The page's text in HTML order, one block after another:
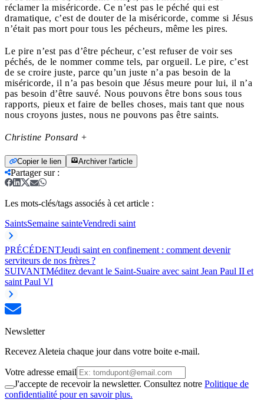
réclamer la miséricorde. Ce n’est pas le péché qui est
dramatique, c’est de douter de la miséricorde, comme si Jésus
n’était pas mort pour tous les pécheurs, même les pires.
Le pire n’est pas d’être pécheur, c’est refuser de voir ses
péchés, de le nommer comme tels, par orgueil. Le pire, c’est
de se croire juste, parce qu’un juste n’a pas besoin de la
miséricorde, il n’a pas besoin que Jésus meure pour lui, il n’a
pas besoin d’être sauvé. Nous pouvons être bons sous tous
rapports, pieux et faire de belles choses, mais tant que nous
nous croyons justes, nous ne pouvons pas être saints.
Christine Ponsard +
Copier le lien Archiver l'article
Partager sur:
Les mots-clés/tags associés à cet article :
SaintsSemaine sainteVendredi saint
PRÉCÉDENTJeudi saint en confinement : comment devenir
serviteurs de nos frères ?
SUIVANTMéditez devant le Saint-Suaire avec saint Jean Paul II et
saint Paul VI
Newsletter
Recevez Aleteia chaque jour dans votre boite e-mail.
Votre adresse email
J'accepte de recevoir la newsletter. Consultez notre Politique de
confidentialité pour en savoir plus.